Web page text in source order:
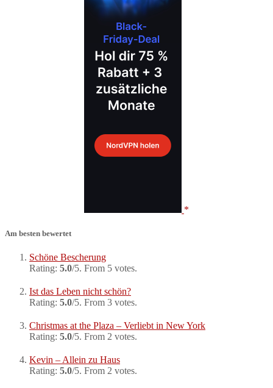
Am besten bewertet
Schöne Bescherung
Rating: 5.0/5. From 5 votes.
Ist das Leben nicht schön?
Rating: 5.0/5. From 3 votes.
Christmas at the Plaza – Verliebt in New York
Rating: 5.0/5. From 2 votes.
Kevin – Allein zu Haus
Rating: 5.0/5. From 2 votes.